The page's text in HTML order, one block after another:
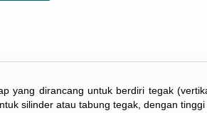
yang dirancang untuk berdiri tegak
silinder atau tabung tegak, dengan